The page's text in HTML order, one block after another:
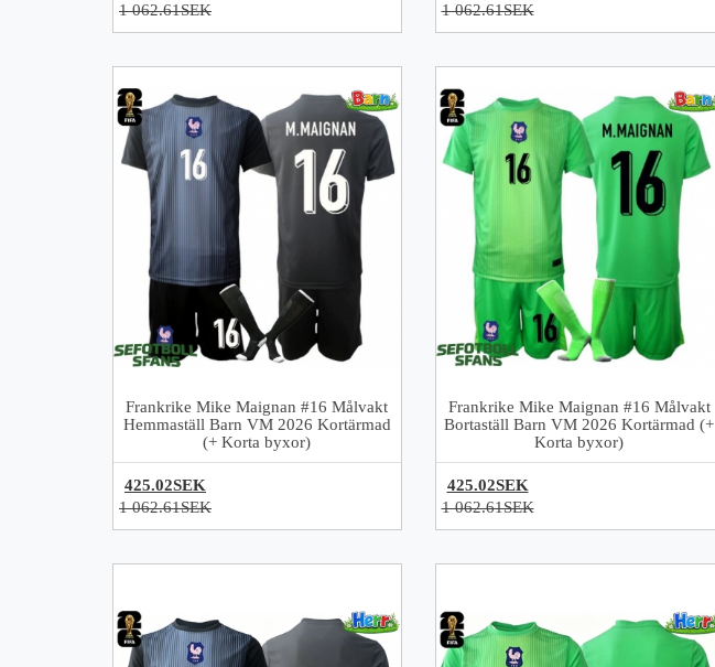
1 062.61SEK
1 062.61SEK
Frankrike Mike Maignan #16 Målvakt
Hemmaställ Barn VM 2026 Kortärmad
(+ Korta byxor)
425.02SEK
1 062.61SEK
Frankrike Mike Maignan #16 Målvakt
Bortaställ Barn VM 2026 Kortärmad (+
Korta byxor)
425.02SEK
1 062.61SEK